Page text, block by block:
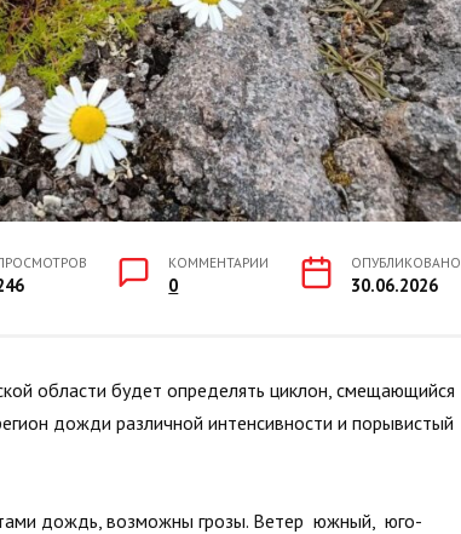
КОММЕНТАРИИ
0
ОПУБЛИКОВАНО
30.06.2026
области будет определять циклон, смещающийся
дожди различной интенсивности и порывистый
дождь, возможны грозы. Ветер южный, юго-